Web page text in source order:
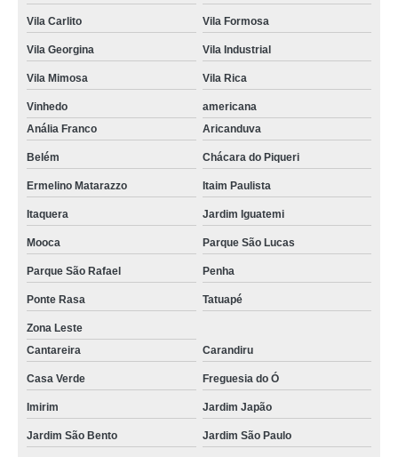
Vila Carlito Vila Formosa
Vila Georgina Vila Industrial
Vila Mimosa Vila Rica
Vinhedo
americana
Anália Franco
Aricanduva
Belém Chácara do Piqueri
Ermelino Matarazzo Itaim Paulista
Itaquera Jardim Iguatemi
Mooca Parque São Lucas
Parque São Rafael Penha
Ponte Rasa Tatuapé
Zona Leste
Cantareira
Carandiru
Casa Verde Freguesia do Ó
Imirim Jardim Japão
Jardim São Bento Jardim São Paulo